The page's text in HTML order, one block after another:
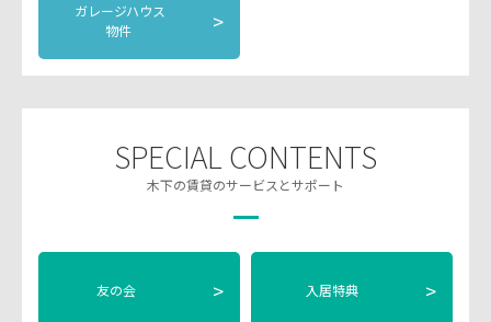
ガレージハウス
物件
>
SPECIAL CONTENTS
木下の賃貸のサービスとサポート
友の会 > 入居特典 >